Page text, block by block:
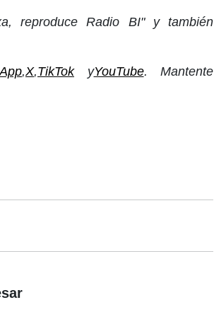
reproduce Radio BI" y también
,X,TikTokyYouTube. Mantente